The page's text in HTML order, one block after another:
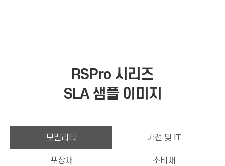
RSPro 시리즈
SLA 샘플 이미지
모빌리티 가전 및 IT
포장재 소비재